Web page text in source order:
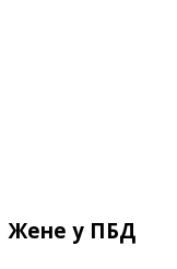
Жене у ПБД